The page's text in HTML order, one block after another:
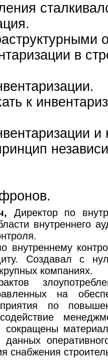
в
к
и
Директор по
внутреннего
внутреннему
Создавал с
компаниях.
на
по
сокращены
снабжения